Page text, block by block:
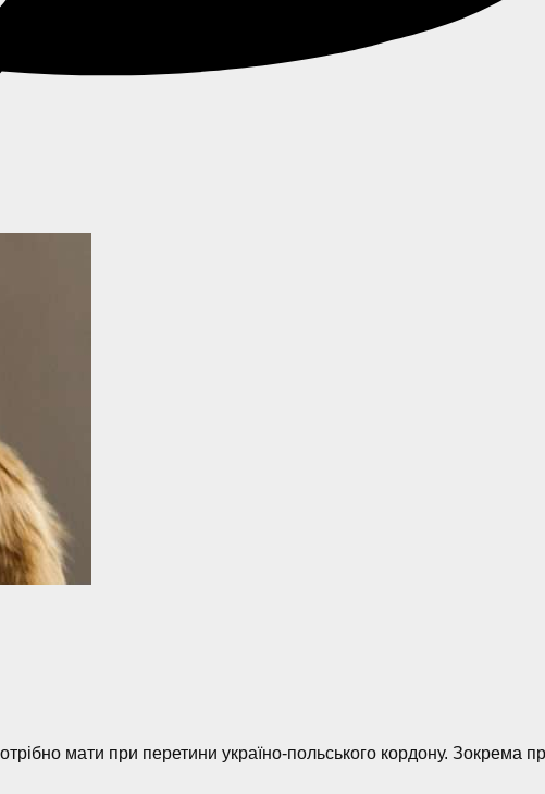
мати при перетини україно-польського кордону. Зокрема